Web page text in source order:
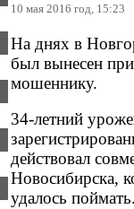
10 мая 2016 год, 15:23
На днях в
был вынесен
мошеннику.
34-летний
действовал
Новосибирска,
удалось поймать.